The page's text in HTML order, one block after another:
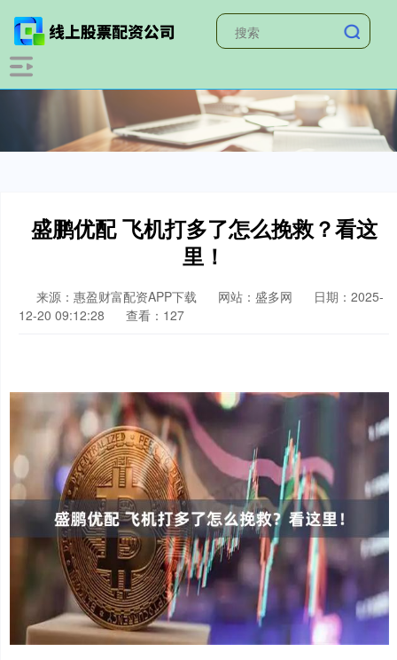
盛鹏优配 飞机打多了怎么挽救？看这
里！
来源：惠盈财富配资APP下载 网站：盛多网
日期：2025-
12-20 09:12:28
查看：127